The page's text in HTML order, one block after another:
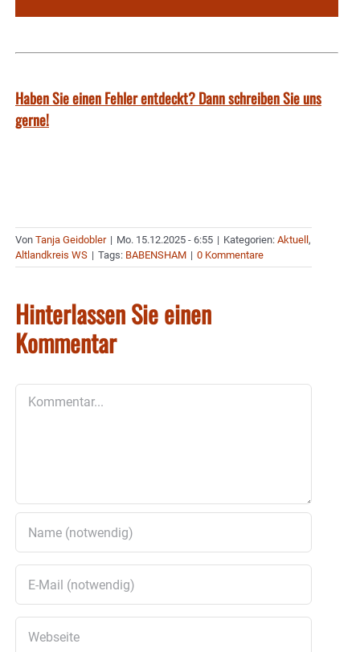
Haben Sie einen Fehler entdeckt? Dann schreiben Sie uns
gerne!
Von Tanja Geidobler | Mo. 15.12.2025 - 6:55 | Kategorien: Aktuell ,
Altlandkreis WS | Tags: BABENSHAM | 0 Kommentare
Hinterlassen Sie einen
Kommentar